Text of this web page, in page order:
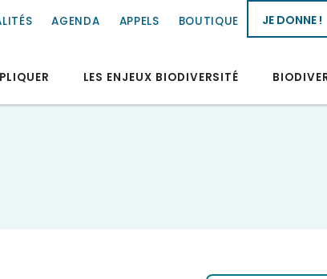
AGENDA APPELS BOUTIQUE JE DONNE !
LES ENJEUX BIODIVERSITÉ